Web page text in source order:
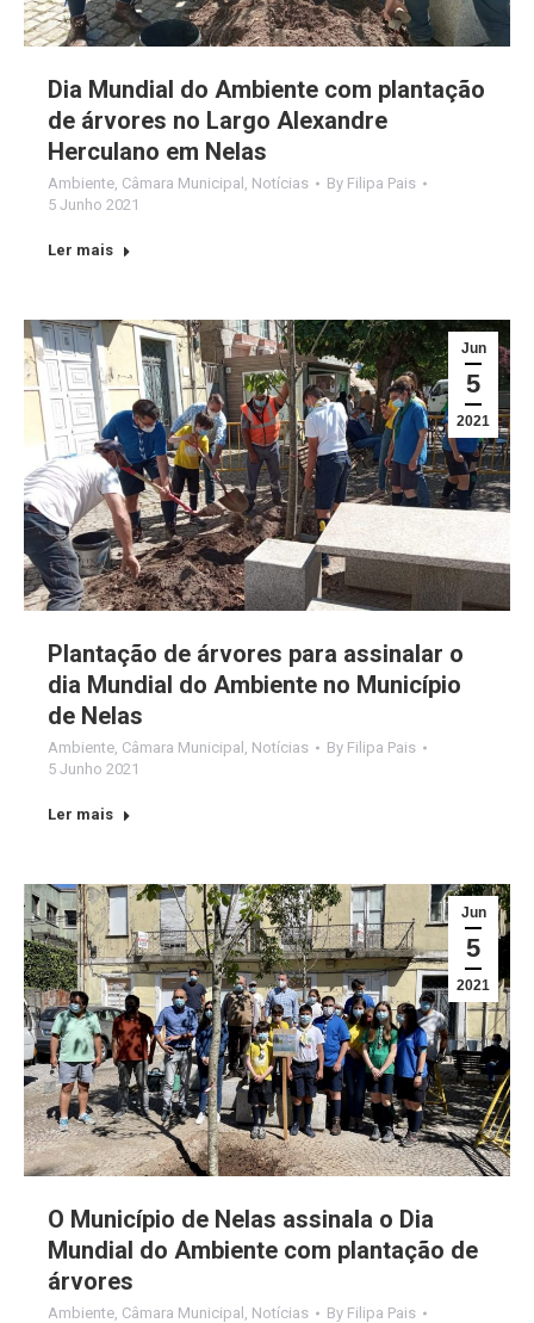
Dia Mundial do Ambiente com plantação
de árvores no Largo Alexandre
Herculano em Nelas
Ambiente Câmara Municipal Notícias By Filipa Pais
5 Junho 2021
Ler mais
Jun
5
2021
Plantação de árvores para assinalar o
dia Mundial do Ambiente no Município
de Nelas
Ambiente, Câmara Municipal , Notícias By Filipa Pais
5 Junho 2021
Ler mais
Jun
5
2021
O Município de Nelas assinala o Dia
Mundial do Ambiente com plantação de
árvores
Ambiente Câmara Municipal Notícias By Filipa Pais